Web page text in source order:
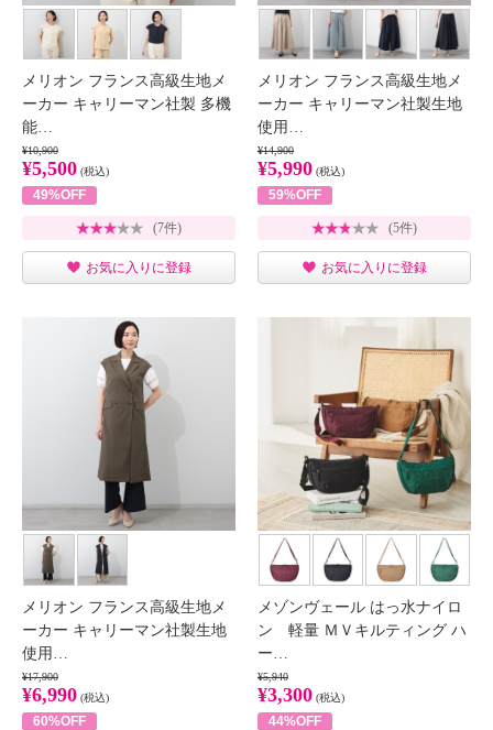
メリオン フランス高級生地メ
ーカー キャリーマン社製 多機
能…
¥10,900
¥5,500 (税込)
49%OFF
(7件)
お気に入りに登録
メリオン フランス高級生地メ
ーカー キャリーマン社製生地
使用…
¥14,900
¥5,990 (税込)
59%OFF
(5件)
お気に入りに登録
メリオン フランス高級生地メ
ーカー キャリーマン社製生地
使用…
¥17,900
¥6,990 (税込)
60%OFF
メゾンヴェール はっ水ナイロ
ン 軽量 ＭＶキルティング ハ
ー…
¥5,940
¥3,300 (税込)
44%OFF